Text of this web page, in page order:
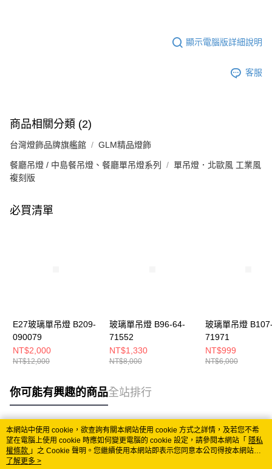
顯示電腦版詳細說明
客服
商品相關分類 (2)
台灣燈飾品牌旗艦館 GLM精品燈飾
餐廳吊燈 / 中島餐吊燈、餐廳單吊燈系列
單吊燈．北歐風 工業風
複刻版
必買清單
E27玻璃單吊燈 B209-
090079
NT$2,000
NT$12,000
玻璃單吊燈 B96-64-
71552
NT$1,330
NT$8,000
玻璃單吊燈
71971
NT$999
NT$6,000
你可能有興趣的商品全站排行
熱門標籤
本網站中使用 cookie，欲查詢有關本網站使用 cookie 方式之詳情，及若您不希
望在電腦上使用 cookie 時應如何變更電腦的 cookie 設定，請參閱本網站「 隱私
權條款 」之 Cookie 聲明。您繼續使用本網站即表示您同意本公司得按本網站使
用條款之 Cookie 聲明使用 cookie。
了解更多 >